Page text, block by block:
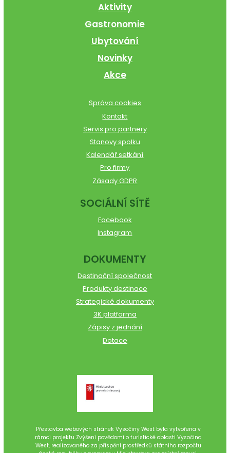
Aktivity
Gastronomie
Ubytování
Novinky
Akce
Správa cookies
Kontakt
Servis pro partnery
Stanovy spolku
Kalendář setkání
Pro firmy
Zásady GDPR
SOCIÁLNÍ SÍTĚ
Facebook
Instagram
DOKUMENTY
Destinační společnost
Produkty destinace
Strategické dokumenty
3K platforma
Zápisy z jednání
Dotace
Přestavba webových stránek Vysočiny West byla vytvořena v
rámci projektu Zvýšení povědomí o turistické oblasti Vysočina
West, realizovaného za přispění prostředků státního rozpočtu